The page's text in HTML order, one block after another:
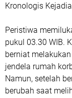
Kronologis
Peristiwa
pukul 03.30 WIB.
berniat
jendela rumah
Namun, setelah
berubah saat